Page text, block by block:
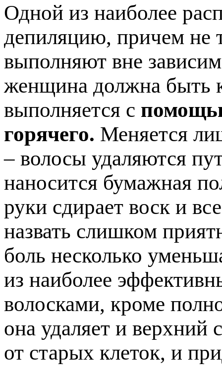
Одной из наиболее
депиляцию, причем не
выполняют вне
женщина должна быть
выполняется с
горячего. Меняется
– волосы удаляются
наносится бумажная
руки сдирает воск и
назвать слишком
боль несколько
из наиболее
волосками, кроме
она удаляет и верхний
от старых клеток, и